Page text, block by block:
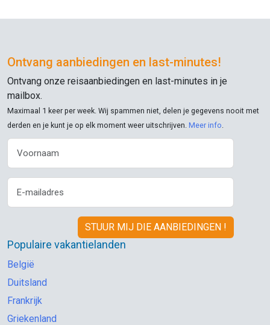
Ontvang aanbiedingen en last-minutes!
Ontvang onze reisaanbiedingen en last-minutes in je
mailbox.
Maximaal 1 keer per week. Wij spammen niet, delen je gegevens nooit met
derden en je kunt je op elk moment weer uitschrijven. Meer info
Populaire vakantielanden
België
Duitsland
Frankrijk
Griekenland